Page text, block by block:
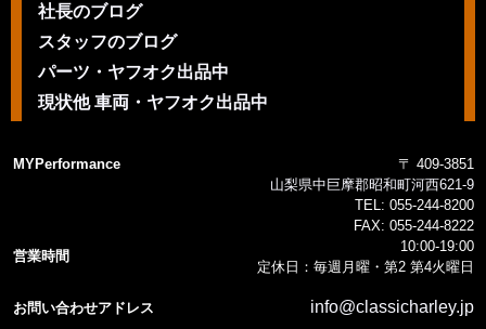
社長のブログ
スタッフのブログ
パーツ・ヤフオク出品中
現状他 車両・ヤフオク出品中
MYPerformance
〒 409-3851
山梨県中巨摩郡昭和町河西621-9
TEL: 055-244-8200
FAX: 055-244-8222
営業時間
10:00-19:00
定休日：毎週月曜・第2 第4火曜日
お問い合わせアドレス info@classicharley.jp